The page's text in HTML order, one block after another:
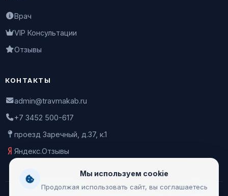
Врач
VIP Консультации
Отзывы
КОНТАКТЫ
admin@travmakab.ru
+7 3452 500-617
проезд Заречный, д.37, к.1
Яндекс.Отзывы
Мы используем cookie
Продолжая использовать сайт, вы соглашаетесь